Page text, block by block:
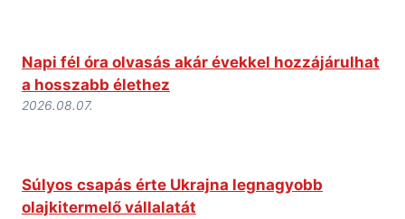
Napi fél óra olvasás akár évekkel hozzájárulhat
a hosszabb élethez
2026.08.07.
Súlyos csapás érte Ukrajna legnagyobb
olajkitermelő vállalatát